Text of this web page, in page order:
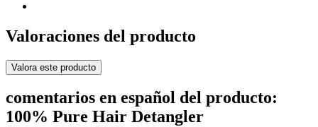
Valoraciones del producto
Valora este producto
comentarios en español del producto:
100% Pure Hair Detangler